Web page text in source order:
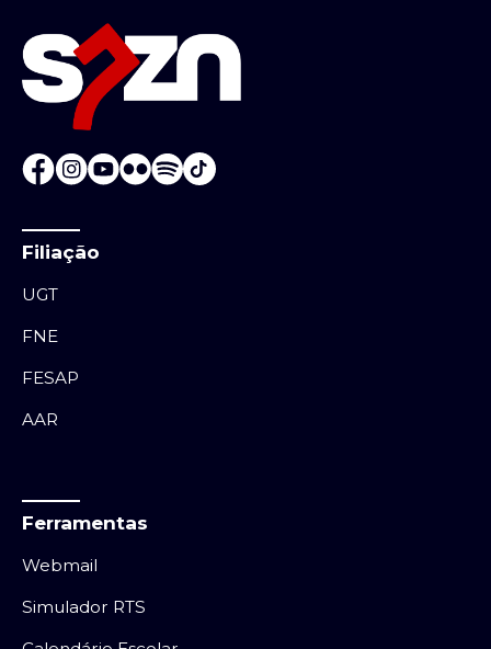
Filiação
UGT
FNE
FESAP
AAR
Ferramentas
Webmail
Simulador RTS